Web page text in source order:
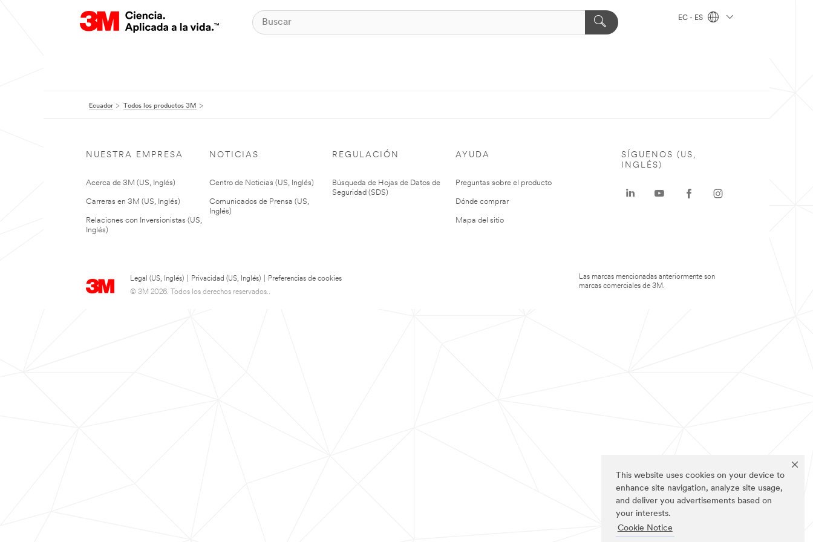
This website uses cookies on your device to
enhance site navigation, analyze site usage,
and deliver you advertisements based on
your interests.
Cookie Notice
EC - ES
Ecuador Todos los productos 3M
NUESTRA EMPRESA
Acerca de 3M (US, Inglés)
Carreras en 3M (US, Inglés)
Relaciones con Inversionistas (US,
Inglés)
NOTICIAS
Centro de Noticias (US, Inglés)
Comunicados de Prensa (US,
Inglés)
REGULACIÓN
Búsqueda de Hojas de Datos de
Seguridad (SDS)
AYUDA
Preguntas sobre el producto
Dónde comprar
Mapa del sitio
Legal (US, Inglés) Privacidad (US, Inglés)
Preferencias de cookies
© 3M 2026. Todos los derechos reservados..
SÍGUENOS (US,
INGLÉS)
Las marcas mencionadas anteriormente son
marcas comerciales de 3M.